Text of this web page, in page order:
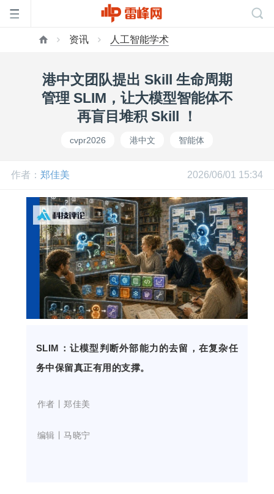
页
网
公
开
课
活
资讯 人工智能学术
港中文团队提出 Skill 生命周期
管理 SLIM，让大模型智能体不
再盲目堆积 Skill ！
cvpr2026 港中文 智能体
作者： 郑佳美 2026/06/01 15:34
SLIM：让模型判断外部能力的去留，在复杂任
务中保留真正有用的支撑。
作者丨郑佳美
编辑丨马晓宁